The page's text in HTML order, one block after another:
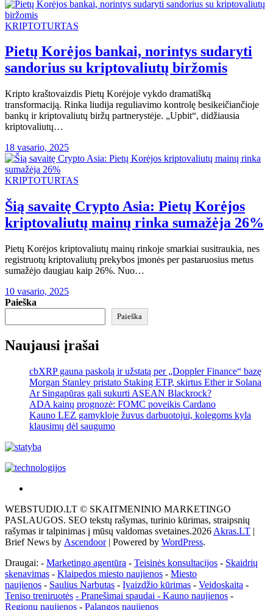
KRIPTOTURTAS
Pietų Korėjos bankai, norintys sudaryti
sandorius su kriptovaliutų biržomis
Kripto kraštovaizdis Pietų Korėjoje vykdo dramatišką
transformaciją. Rinka liudija reguliavimo kontrolę besikeičiančioje
bankų ir kriptovaliutų biržų partnerystėje. „Upbit“, didžiausia
kriptovaliutų…
18 vasario, 2025
KRIPTOTURTAS
Šią savaitę Crypto Asia: Pietų Korėjos
kriptovaliutų mainų rinka sumažėja 26%
Pietų Korėjos kriptovaliutų mainų rinkoje smarkiai susitraukia, nes
registruotų kriptovaliutų prekybos įmonės per pastaruosius metus
sumažėjo daugiau kaip 26%. Nuo…
10 vasario, 2025
Paieška
Paieška
Naujausi įrašai
cbXRP gauna paskolą ir užstatą per „Doppler Finance“ bazę
Morgan Stanley pristato Staking ETP, skirtus Ether ir Solana
Ar Singapūras gali sukurti ASEAN Blackrock?
ADA kainų prognozė: FOMC poveikis Cardano
Kauno LEZ gamykloje žuvus darbuotojui, kolegoms kyla
klausimų dėl saugumo
tai
žemės
ploto
matavimo
Pagrindinis
WEBSTUDIO.LT © SKAITMENINIO MARKETINGO
PASLAUGOS. SEO tekstų rašymas, turinio kūrimas, straipsnių
rašymas ir talpinimas į mūsų valdomas svetaines.2026 Akras.LT |
Brief News by Ascendoor| Powered by WordPress.
Draugai: - Marketingo agentūra - Teisinės konsultacijos - Skaidrių
skenavimas - Klaipedos miesto naujienos - Miesto
naujienos - Saulius Narbutas - Įvaizdžio kūrimas - Veidoskaita -
Teniso treniruotės - Pranešimai spaudai - Kauno naujienos -
Regionų naujienos - Palangos naujienos